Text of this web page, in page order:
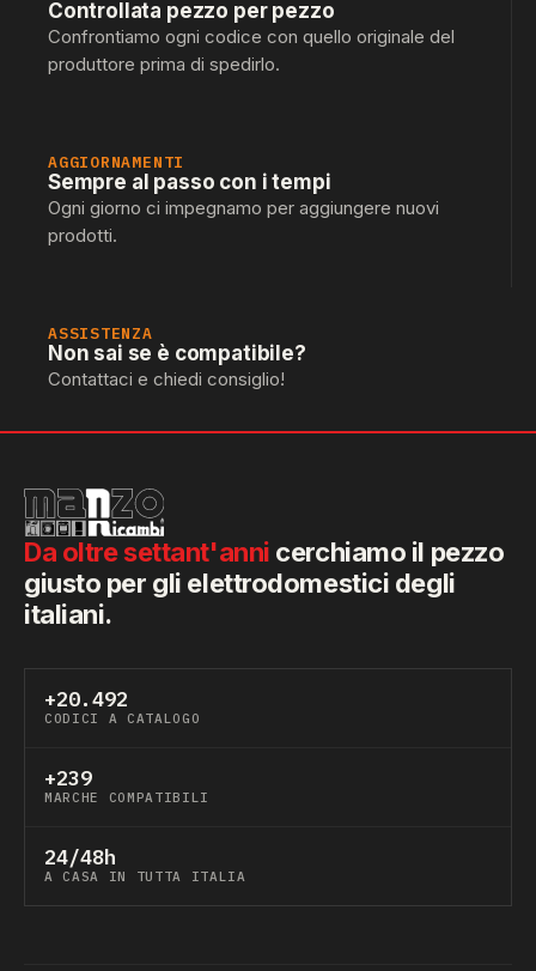
Controllata pezzo per pezzo
Confrontiamo ogni codice con quello originale del
produttore prima di spedirlo.
AGGIORNAMENTI
Sempre al passo con i tempi
Ogni giorno ci impegnamo per aggiungere nuovi
prodotti.
ASSISTENZA
Non sai se è compatibile?
Contattaci e chiedi consiglio!
Da oltre settant'anni cerchiamo il pezzo
giusto per gli elettrodomestici degli
italiani.
+20.492
CODICI A CATALOGO
+239
MARCHE COMPATIBILI
24/48h
A CASA IN TUTTA ITALIA